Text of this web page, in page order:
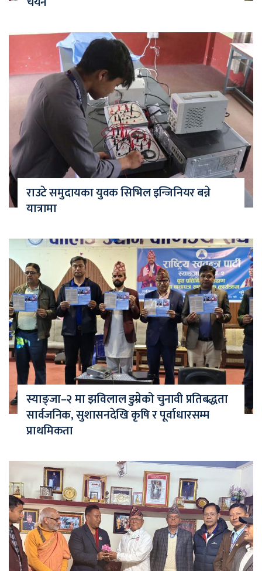
राउटे समुदायका युवक सिभिल इन्जिनियर बन्ने
यात्रामा
स्याङ्जा–२ मा झविलाल डुम्रेको चुनावी प्रतिबद्धता
सार्वजनिक, सुशासनदेखि कृषि र पूर्वाधारसम्म
प्राथमिकता